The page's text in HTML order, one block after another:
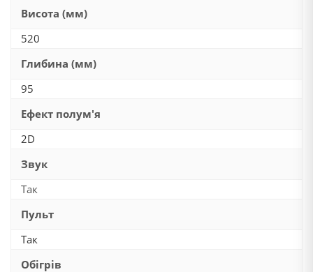
Висота (мм)
520
Глибина (мм)
95
Ефект полум'я
2D
Звук
Так
Пульт
Так
Обігрів